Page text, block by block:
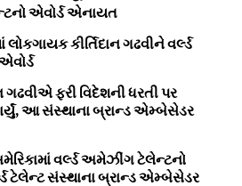
એવોર્ડ એનાયત
કીર્તિદાન ગઢવીને વર્લ્ડ
ગઢવીએ ફરી વિદેશની ધરતી પર
આ સંસ્થાના બ્રાન્ડ એમ્બેસેડર
વર્લ્ડ અમેઝીંગ ટેલેન્ટનો
ટેલેન્ટ સંસ્થાના બ્રાન્ડ એમ્બેસેડર